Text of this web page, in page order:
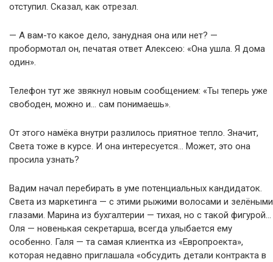
отступил. Сказал, как отрезал.
— А вам-то какое дело, занудная она или нет? —
пробормотал он, печатая ответ Алексею: «Она ушла. Я дома
один».
Телефон тут же звякнул новым сообщением: «Ты теперь уже
свободен, можно и… сам понимаешь».
От этого намёка внутри разлилось приятное тепло. Значит,
Света тоже в курсе. И она интересуется… Может, это она
просила узнать?
Вадим начал перебирать в уме потенциальных кандидаток.
Света из маркетинга — с этими рыжими волосами и зелёными
глазами. Марина из бухгалтерии — тихая, но с такой фигурой…
Оля — новенькая секретарша, всегда улыбается ему
особенно. Галя — та самая клиентка из «Европроекта»,
которая недавно приглашала «обсудить детали контракта в